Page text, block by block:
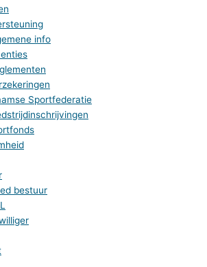
info
Sportfederatie
bestuur